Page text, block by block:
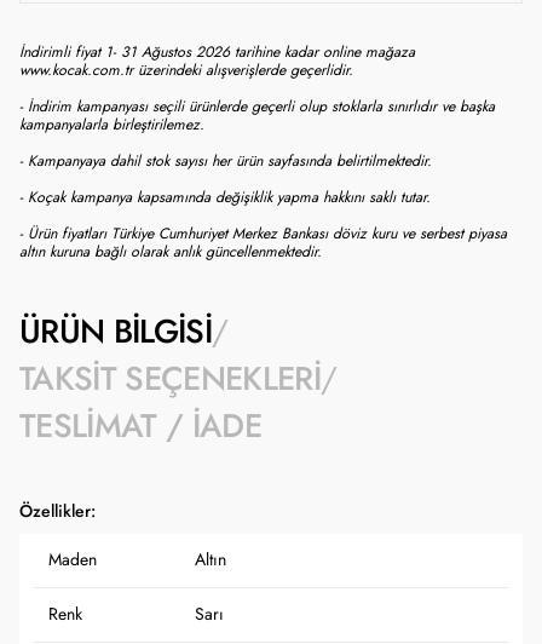
İndirimli fiyat 1- 31 Ağustos 2026 tarihine kadar online mağaza
www.kocak.com.tr üzerindeki alışverişlerde geçerlidir.
- İndirim kampanyası seçili ürünlerde geçerli olup stoklarla sınırlıdır ve başka
kampanyalarla birleştirilemez.
- Kampanyaya dahil stok sayısı her ürün sayfasında belirtilmektedir.
- Koçak kampanya kapsamında değişiklik yapma hakkını saklı tutar.
- Ürün fiyatları Türkiye Cumhuriyet Merkez Bankası döviz kuru ve serbest piyasa
altın kuruna bağlı olarak anlık güncellenmektedir.
ÜRÜN BILGISI
TAKSIT SEÇENEKLERI
TESLIMAT / İADE
Özellikler:
Maden Altın
Renk Sarı